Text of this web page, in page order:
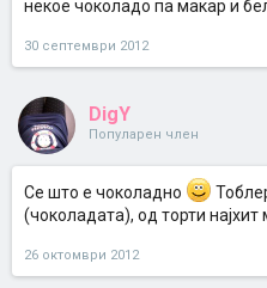
некое чоколадо па макар и
30 септември 2012
DigY
Популарен член
Се што е чоколадно
(чоколадата), од торти
26 октомври 2012